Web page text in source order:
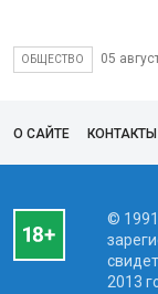
ОБЩЕСТВО 05
О САЙТЕ КОНТАКТЫ
©
2013